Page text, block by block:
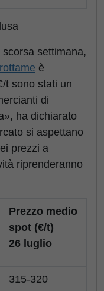
settimana,
rottame è
t sono stati un
di
ha dichiarato
si aspettano
prezzi a
riprenderanno
Prezzo medio
spot (€/t)
26 luglio
315-320